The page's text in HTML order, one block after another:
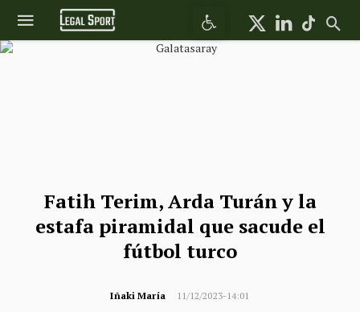
Abrir barra de herramientas
Fatih Terim, Arda Turán y la
estafa piramidal que sacude el
fútbol turco
Iñaki María 11/12/2023-14:01